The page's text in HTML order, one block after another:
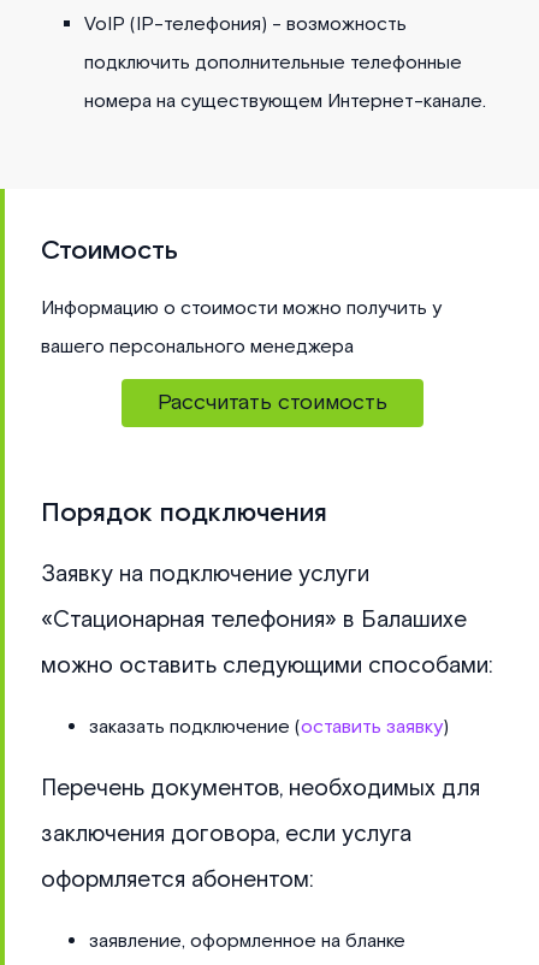
VoIP (IP-телефония) - возможность
подключить дополнительные телефонные
номера на существующем Интернет-канале.
Стоимость
Информацию о стоимости можно получить у
вашего персонального менеджера
Рассчитать стоимость
Порядок подключения
Заявку на подключение услуги
«Стационарная телефония» в Балашихе
можно оставить следующими способами:
заказать подключение (оставить заявку)
Перечень документов, необходимых для
заключения договора, если услуга
оформляется абонентом:
заявление, оформленное на бланке